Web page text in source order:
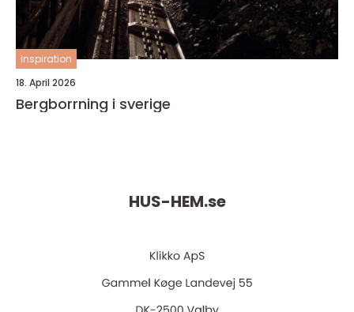
inspiration
18. April 2026
Bergborrning i sverige
HUS-HEM.se